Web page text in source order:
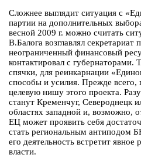
Сложнее выглядит ситуация с
партии на дополнительных
весной 2009 г. можно считать
В.Балога возглавлял секретариат
неограниченный финансовый
контактировал с губернаторами.
спячки, для реинкарнации
способы и усилия. Прежде всего,
целевую нишу этого проекта.
станут Кременчуг, Североднецк
областях западной и, возможно,
ЕЦ может проявить себя
стать региональным антиподом
его деятельность встретит
власти.